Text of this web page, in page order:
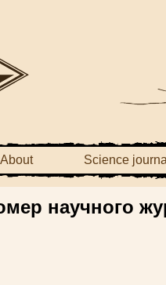
About Science
научного